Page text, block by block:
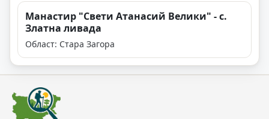
Манастир "Свети Атанасий Велики" - с.
Златна ливада
Област: Стара Загора